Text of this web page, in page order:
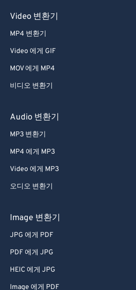
Video 변환기
MP4 변환기
Video 에게 GIF
MOV 에게 MP4
비디오 변환기
Audio 변환기
MP3 변환기
MP4 에게 MP3
Video 에게 MP3
오디오 변환기
Image 변환기
JPG 에게 PDF
PDF 에게 JPG
HEIC 에게 JPG
Image 에게 PDF